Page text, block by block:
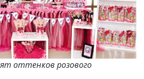
оттенков розового